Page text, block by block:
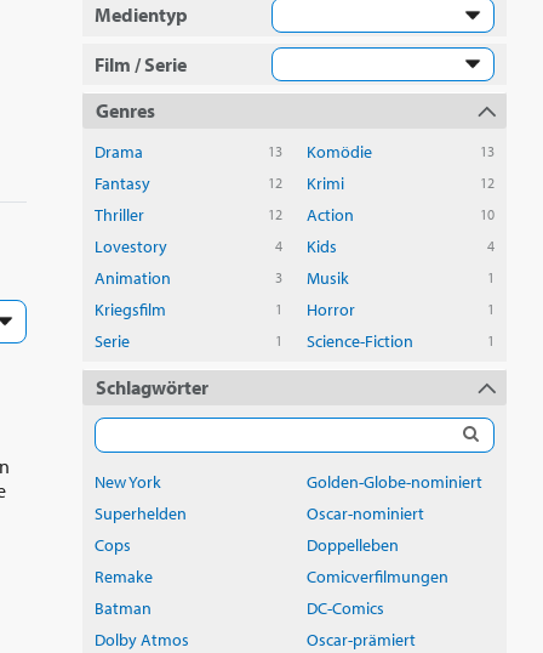
Medientyp
Film / Serie
Genres
Drama 13 Komödie 13
Fantasy 12 Krimi 12
Thriller 12 Action 10
Lovestory 4 Kids 4
Animation 3 Musik 1
Kriegsfilm 1 Horror 1
Serie 1 Science-Fiction 1
Schlagwörter
New York
Golden-Globe-nominiert
Superhelden
Oscar-nominiert
Cops
Doppelleben
Remake
Comicverfilmungen
Batman
DC-Comics
Dolby Atmos
Oscar-prämiert